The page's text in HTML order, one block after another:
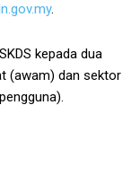
.
kepada dua
(awam) dan sektor